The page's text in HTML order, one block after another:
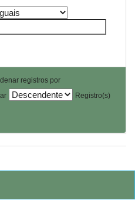
registros por
Registro(s)